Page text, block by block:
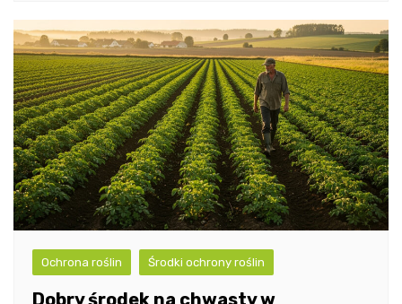
Ochrona roślin Środki ochrony roślin
Dobry środek na chwasty w